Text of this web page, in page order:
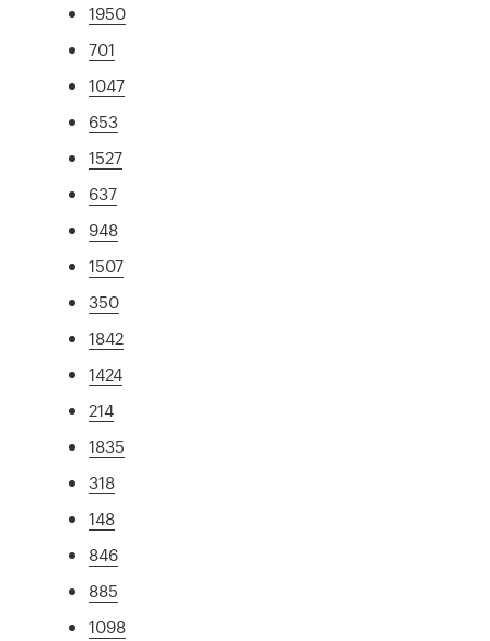
1950
701
1047
653
1527
637
948
1507
350
1842
1424
214
1835
318
148
846
885
1098